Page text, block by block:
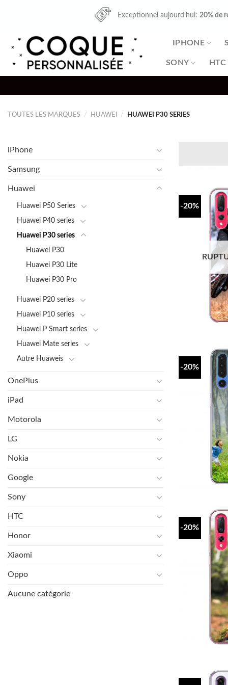
Exceptionnel aujourd'hui:20% de
IPHONE
SONY HTC
TOUTES LES MARQUES / HUAWEI / HUAWEI P30 SERIES
iPhone
Samsung
Huawei
Huawei P50 Series
Huawei P40 series
Huawei P30 series
Huawei P30
Huawei P30 Lite
Huawei P30 Pro
Huawei P20 series
Huawei P10 series
Huawei P Smart series
Huawei Mate series
Autre Huaweis
OnePlus
iPad
Motorola
LG
Nokia
Google
Sony
HTC
Honor
Xiaomi
Oppo
Aucune catégorie
-20%
-20%
-20%